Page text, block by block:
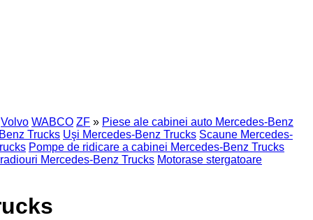
Volvo WABCO ZF » Piese ale cabinei auto Mercedes-Benz
Trucks Uşi Mercedes-Benz Trucks Scaune Mercedes-
Pompe de ridicare a cabinei Mercedes-Benz Trucks
Mercedes-Benz Trucks Motorase stergatoare